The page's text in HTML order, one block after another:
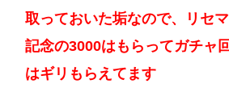
取っておいた垢なので、リセ
記念の3000はもらってガチャ
はギリもらえてます